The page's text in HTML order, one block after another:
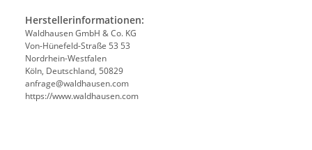
Herstellerinformationen:
Waldhausen GmbH & Co. KG
Von-Hünefeld-Straße 53 53
Nordrhein-Westfalen
Köln, Deutschland, 50829
anfrage@waldhausen.com
https://www.waldhausen.com